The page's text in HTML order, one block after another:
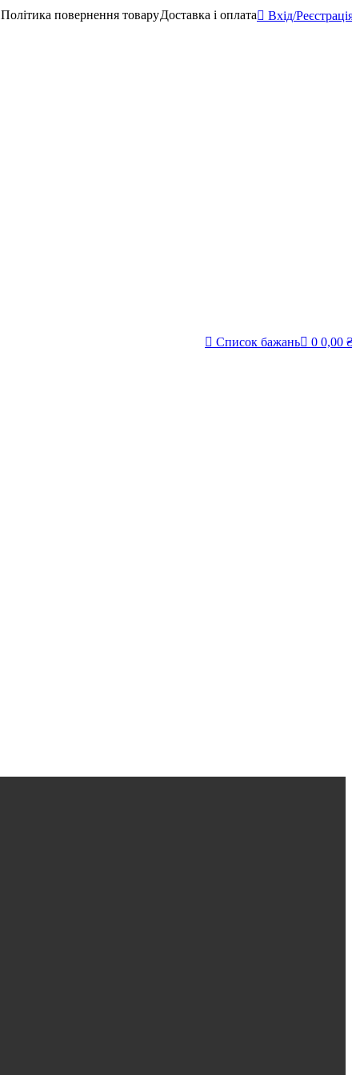
Політика повернення товаруДоставка і оплата
Вхід/
Список бажань 0 0,00